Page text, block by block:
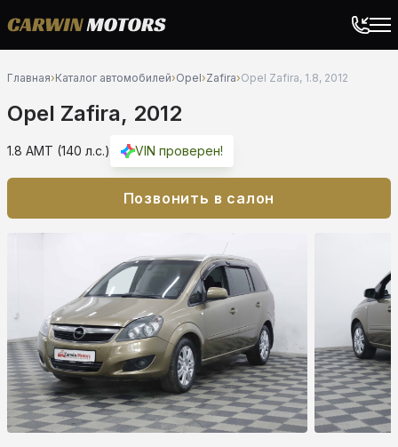
Главная›Каталог автомобилей›Opel›Zafira›Opel Zafira, 1.8, 2012
Opel Zafira, 2012
1.8 AMT (140 л.с.) VIN проверен!
Позвонить в салон